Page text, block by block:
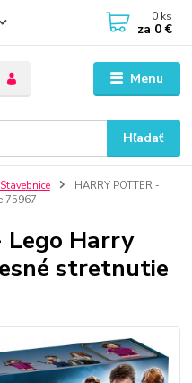
Menu
Hľadať
0 ks
za 0 €
Stavebnice
HARRY POTTER -
75967
Lego Harry
stretnutie